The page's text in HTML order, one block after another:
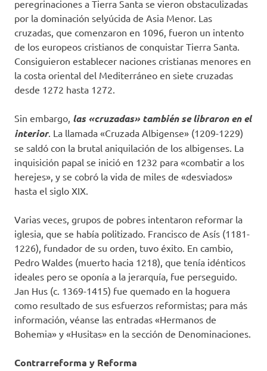
peregrinaciones a Tierra Santa se vieron obstaculizadas
por la dominación selyúcida de Asia Menor. Las
cruzadas, que comenzaron en 1096, fueron un intento
de los europeos cristianos de conquistar Tierra Santa.
Consiguieron establecer naciones cristianas menores en
la costa oriental del Mediterráneo en siete cruzadas
desde 1272 hasta 1272.
Sin embargo, las «cruzadas» también se libraron en el
interior. La llamada «Cruzada Albigense» (1209-1229)
se saldó con la brutal aniquilación de los albigenses. La
inquisición papal se inició en 1232 para «combatir a los
herejes», y se cobró la vida de miles de «desviados»
hasta el siglo XIX.
Varias veces, grupos de pobres intentaron reformar la
iglesia, que se había politizado. Francisco de Asís (1181-
1226), fundador de su orden, tuvo éxito. En cambio,
Pedro Waldes (muerto hacia 1218), que tenía idénticos
ideales pero se oponía a la jerarquía, fue perseguido.
Jan Hus (c. 1369-1415) fue quemado en la hoguera
como resultado de sus esfuerzos reformistas; para más
información, véanse las entradas «Hermanos de
Bohemia» y «Husitas» en la sección de Denominaciones.
Contrarreforma y Reforma